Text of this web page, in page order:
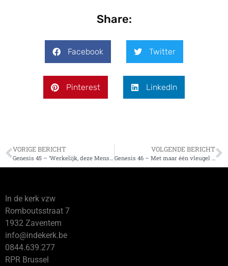
Share:
Facebook Twitter
Pinterest LinkedIn
VORIGE BERICHT
Genesis 45 – ‘Werkelijk, deze Mens was Gods Zoon!’
VOLGENDE BERICHT
Genesis 46 – Met maar één vleugel moet een vliegtuig wel crashen
In de kerk vzw
Romboutsstraat 7
1932 Zaventem
info@indekerk.be
0844.639.277
RPR Brussel